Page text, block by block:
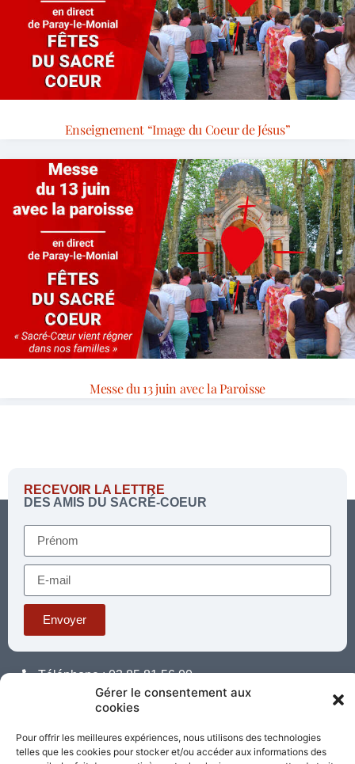
Gérer le consentement aux
cookies
Pour offrir les meilleures expériences, nous utilisons des technologies
telles que les cookies pour stocker et/ou accéder aux informations des
Enseignement “Image du Coeur de Jésus”
Messe du 13 juin avec la Paroisse
RECEVOIR LA LETTRE
DES AMIS DU SACRÉ-COEUR
Envoyer
Téléphone : 03 85 81 56 00
standard@sacrecoeur-paray.org
Nos Mentions